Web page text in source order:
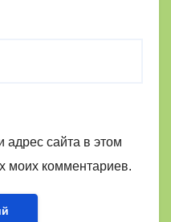
сайта в этом
моих комментариев.